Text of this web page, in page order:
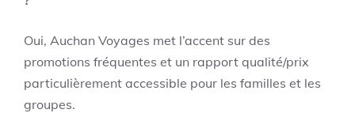
Oui, Auchan Voyages met l’accent sur des
promotions fréquentes et un rapport qualité/prix
particulièrement accessible pour les familles et les
groupes.